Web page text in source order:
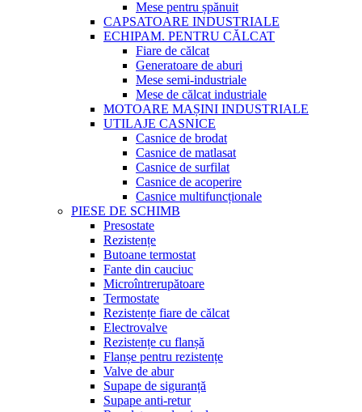
Mese pentru șpănuit
CAPSATOARE INDUSTRIALE
ECHIPAM. PENTRU CĂLCAT
Fiare de călcat
Generatoare de aburi
Mese semi-industriale
Mese de călcat industriale
MOTOARE MAȘINI INDUSTRIALE
UTILAJE CASNICE
Casnice de brodat
Casnice de matlasat
Casnice de surfilat
Casnice de acoperire
Casnice multifuncționale
PIESE DE SCHIMB
Presostate
Rezistențe
Butoane termostat
Fante din cauciuc
Microîntrerupătoare
Termostate
Rezistențe fiare de călcat
Electrovalve
Rezistențe cu flanșă
Flanșe pentru rezistențe
Valve de abur
Supape de siguranță
Supape anti-retur